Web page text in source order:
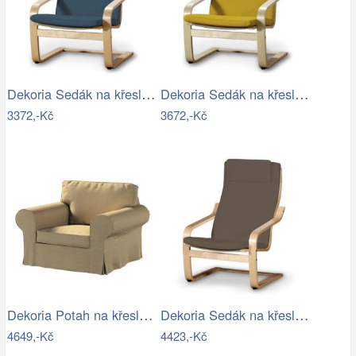
Dekoria Sedák na křeslo IKEA Poäng,…
3372,-Kč
Dekoria Sedák na křeslo IKEA Poäng,…
3672,-Kč
Dekoria Potah na křeslo IKEA Ektorp,…
4649,-Kč
Dekoria Sedák na křeslo IKEA Poäng II,…
4423,-Kč